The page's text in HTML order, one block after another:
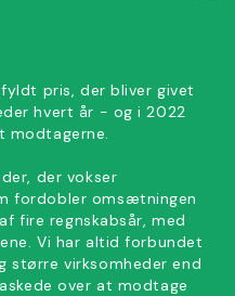
pris, der bliver givet
hvert år - og i 2022
modtagerne.
der vokser
fordobler omsætningen
fire regnskabsår, med
Vi har altid forbundet
større virksomheder end
over at modtage